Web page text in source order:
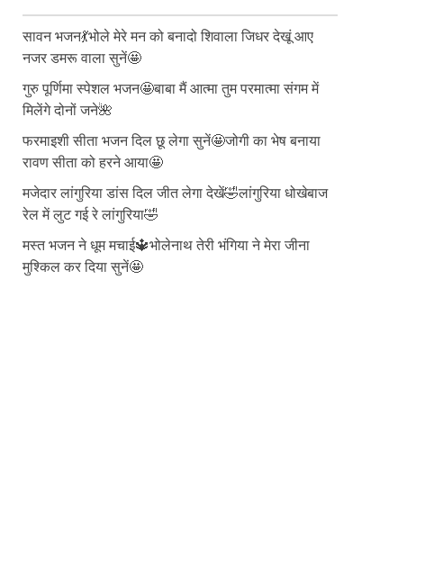
सावन भजन💃भोले मेरे मन को बनादो शिवाला जिधर देखूं आए
नजर डमरू वाला सुनें🤩
गुरु पूर्णिमा स्पेशल भजन🤩बाबा मैं आत्मा तुम परमात्मा संगम में
मिलेंगे दोनों जने🌺
फरमाइशी सीता भजन दिल छू लेगा सुनें🤩जोगी का भेष बनाया
रावण सीता को हरने आया🤩
मजेदार लांगुरिया डांस दिल जीत लेगा देखें🤣लांगुरिया धोखेबाज
रेल में लुट गई रे लांगुरिया🤣
मस्त भजन ने धूम मचाई🔱भोलेनाथ तेरी भंगिया ने मेरा जीना
मुश्किल कर दिया सुनें🤩